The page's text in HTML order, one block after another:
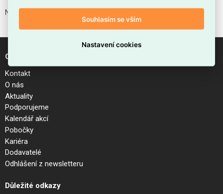
NS630bNA 4P pev. zákl. odpínač el. ovl.
O společnosti
Kontakt
O nás
Aktuality
Podporujeme
Kalendář akcí
Pobočky
Kariéra
Dodavatelé
Odhlášení z newsletteru
Důležité odkazy
Souhlasím se vším
Nastavení cookies